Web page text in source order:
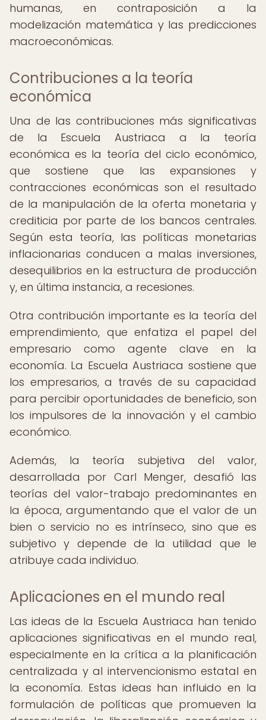
humanas, en contraposición a la
modelización matemática y las predicciones
macroeconómicas.
Contribuciones a la teoría
económica
Una de las contribuciones más significativas
de la Escuela Austriaca a la teoría
económica es la teoría del ciclo económico,
que sostiene que las expansiones y
contracciones económicas son el resultado
de la manipulación de la oferta monetaria y
crediticia por parte de los bancos centrales.
Según esta teoría, las políticas monetarias
inflacionarias conducen a malas inversiones,
desequilibrios en la estructura de producción
y, en última instancia, a recesiones.
Otra contribución importante es la teoría del
emprendimiento, que enfatiza el papel del
empresario como agente clave en la
economía. La Escuela Austriaca sostiene que
los empresarios, a través de su capacidad
para percibir oportunidades de beneficio, son
los impulsores de la innovación y el cambio
económico.
Además, la teoría subjetiva del valor,
desarrollada por Carl Menger, desafió las
teorías del valor-trabajo predominantes en
la época, argumentando que el valor de un
bien o servicio no es intrínseco, sino que es
subjetivo y depende de la utilidad que le
atribuye cada individuo.
Aplicaciones en el mundo real
Las ideas de la Escuela Austriaca han tenido
aplicaciones significativas en el mundo real,
especialmente en la crítica a la planificación
centralizada y al intervencionismo estatal en
la economía. Estas ideas han influido en la
formulación de políticas que promueven la